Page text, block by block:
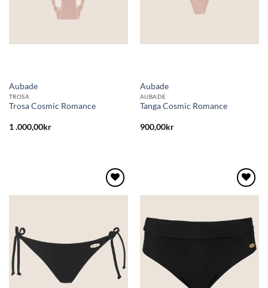
Aubade
TROSA
Trosa Cosmic Romance
1 .000,00kr
Aubade
AUBADE
Tanga Cosmic Romance
900,00kr
önskelistan